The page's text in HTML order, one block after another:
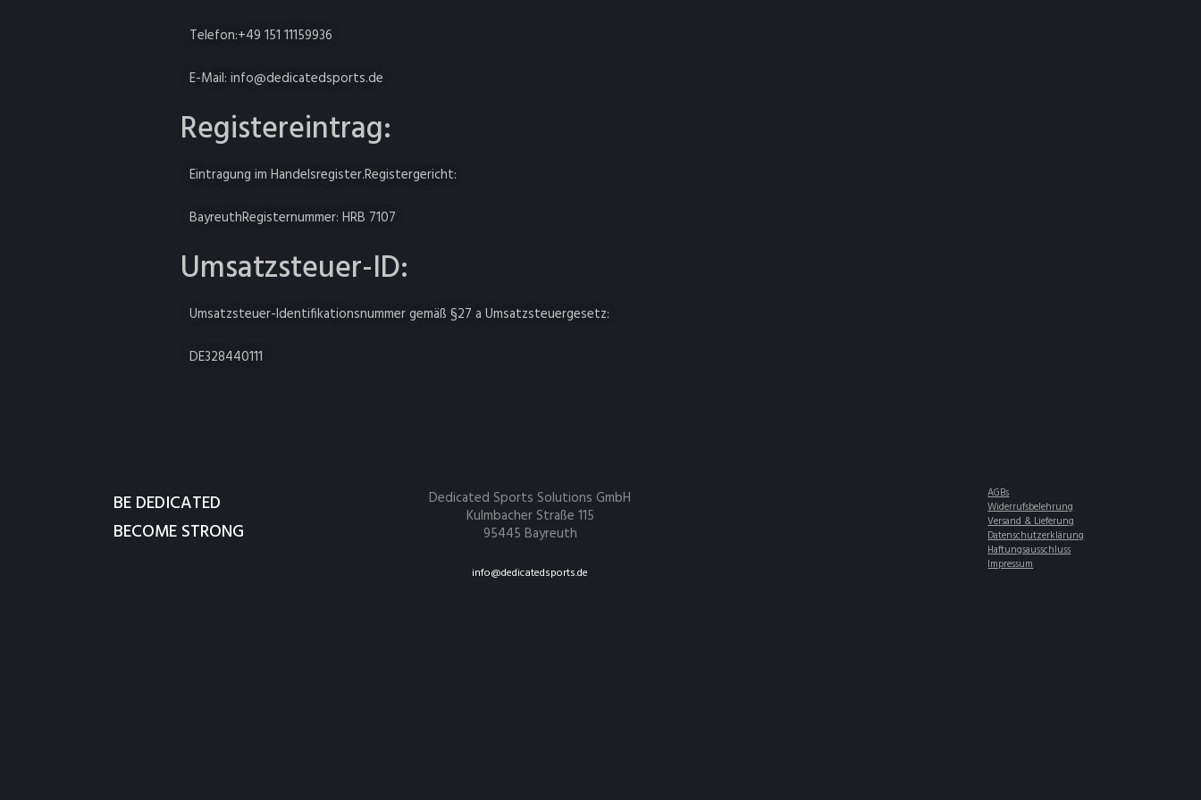
Telefon:+49 151 11159936
E-Mail: info@dedicatedsports.de
Registereintrag:
Eintragung im Handelsregister.Registergericht:
BayreuthRegisternummer: HRB 7107
Umsatzsteuer-ID:
Umsatzsteuer-Identifikationsnummer gemäß §27 a Umsatzsteuergesetz:
DE328440111
BE DEDICATED
BECOME STRONG
Dedicated Sports Solutions GmbH
Kulmbacher Straße 115
95445 Bayreuth
info@dedicatedsports.de
AGBs
Widerrufsbelehrung
Versand & Lieferung
Datenschutzerklärung
Haftungsausschluss
Impressum